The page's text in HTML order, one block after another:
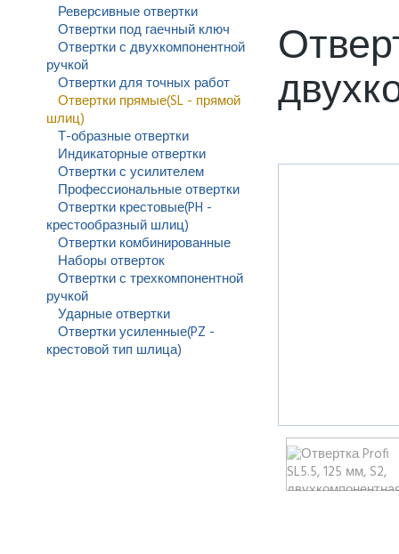
Реверсивные отвертки
Отвертки под гаечный ключ
Отвертки с двухкомпонентной
ручкой
Отвертки для точных работ
Отвертки прямые(SL - прямой
шлиц)
Т-образные отвертки
Индикаторные отвертки
Отвертки с усилителем
Профессиональные отвертки
Отвертки крестовые(PH -
крестообразный шлиц)
Отвертки комбинированные
Наборы отверток
Отвертки с трехкомпонентной
ручкой
Ударные отвертки
Отвертки усиленные(PZ -
крестовой тип шлица)